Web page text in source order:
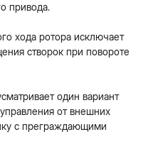
привода.
хода ротора исключает
створок при повороте
один вариант
от внешних
с преграждающими